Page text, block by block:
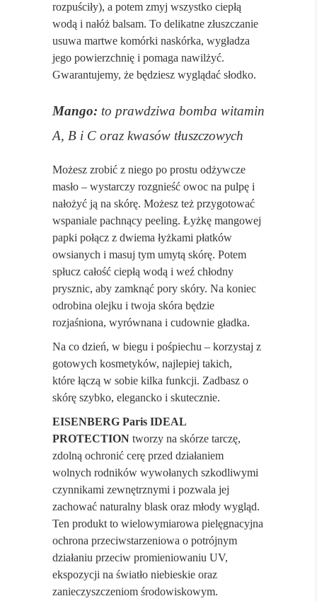
rozpuściły), a potem zmyj wszystko ciepłą
wodą i nałóż balsam. To delikatne złuszczanie
usuwa martwe komórki naskórka, wygładza
jego powierzchnię i pomaga nawilżyć.
Gwarantujemy, że będziesz wyglądać słodko.
Mango: to prawdziwa bomba witamin
A, B i C oraz kwasów tłuszczowych
Możesz zrobić z niego po prostu odżywcze
masło – wystarczy rozgnieść owoc na pulpę i
nałożyć ją na skórę. Możesz też przygotować
wspaniale pachnący peeling. Łyżkę mangowej
papki połącz z dwiema łyżkami płatków
owsianych i masuj tym umytą skórę. Potem
spłucz całość ciepłą wodą i weź chłodny
prysznic, aby zamknąć pory skóry. Na koniec
odrobina olejku i twoja skóra będzie
rozjaśniona, wyrównana i cudownie gładka.
Na co dzień, w biegu i pośpiechu – korzystaj z
gotowych kosmetyków, najlepiej takich,
które łączą w sobie kilka funkcji. Zadbasz o
skórę szybko, elegancko i skutecznie.
EISENBERG Paris IDEAL
PROTECTION tworzy na skórze tarczę,
zdolną ochronić cerę przed działaniem
wolnych rodników wywołanych szkodliwymi
czynnikami zewnętrznymi i pozwala jej
zachować naturalny blask oraz młody wygląd.
Ten produkt to wielowymiarowa pielęgnacyjna
ochrona przeciwstarzeniowa o potrójnym
działaniu przeciw promieniowaniu UV,
ekspozycji na światło niebieskie oraz
zanieczyszczeniom środowiskowym.